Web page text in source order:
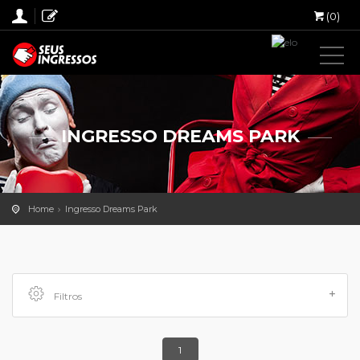
(0)
INGRESSO DREAMS PARK
Home Ingresso Dreams Park
Filtros
1